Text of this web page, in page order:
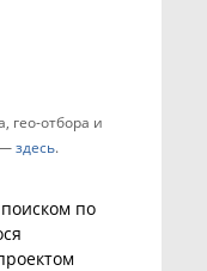
гео-отбора и
—здесь.
по